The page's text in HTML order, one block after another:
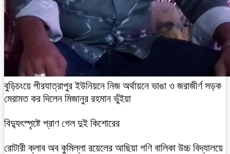
বুড়িচংয়ে পীরযাত্রাপুর ইউনিয়নে নিজ অর্থায়নে ভাঙা ও জরাজীর্ণ সড়ক
মেরামত কর দিলেন মিজানুর রহমান ভুঁইয়া
বিদ্যুৎস্পৃষ্টে প্রাণ গেল দুই কিশোরের
রোটারী ক্লাব অব কুমিল্লা রয়েলের আছিয়া গণি বালিকা উচ্চ বিদ্যালয়ে